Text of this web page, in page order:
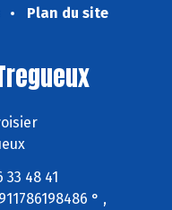
Plan du site
48 41
° ,